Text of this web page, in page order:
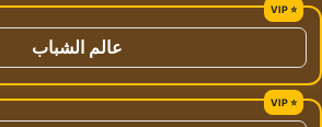
عالم الشباب